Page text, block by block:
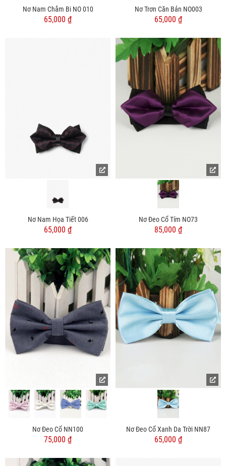
Nơ Nam Chắm Bi NO 010
65,000 ₫
Nơ Trơn Căn Bản NO003
65,000 ₫
Nơ Nam Họa Tiết 006
65,000 ₫
Nơ Đeo Cổ Tím NO73
85,000 ₫
Nơ Đeo Cổ NN100
75,000 ₫
Nơ Đeo Cổ Xanh Da Trời NN87
65,000 ₫